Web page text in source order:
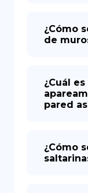
¿Cómo
de
¿Cuál
pared
¿Cómo